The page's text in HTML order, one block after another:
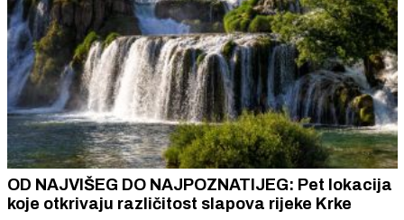
OD NAJVIŠEG DO NAJPOZNATIJEG: Pet lokacija
koje otkrivaju različitost slapova rijeke Krke